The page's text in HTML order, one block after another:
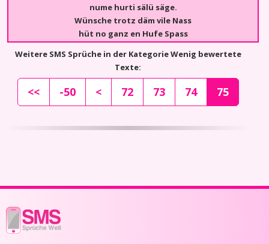
nume hurti sälü säge.
Wünsche trotz däm vile Nass
hüt no ganz en Hufe Spass
Weitere SMS Sprüche in der Kategorie Wenig bewertete
Texte:
<< -50 < 72 73 74 75